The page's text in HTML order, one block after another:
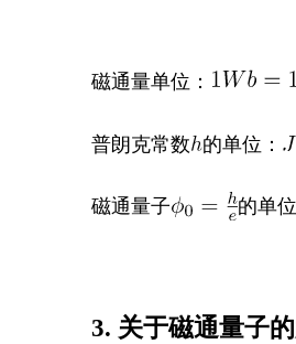
磁通量单位：
普朗克常数 的单位：
磁通量子 的单
3. 关于磁通量子